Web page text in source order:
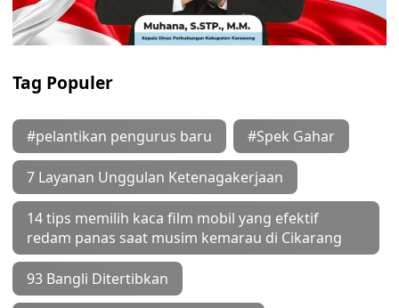
Tag Populer
#pelantikan pengurus baru #Spek Gahar
7 Layanan Unggulan Ketenagakerjaan
14 tips memilih kaca film mobil yang efektif
redam panas saat musim kemarau di Cikarang
93 Bangli Ditertibkan